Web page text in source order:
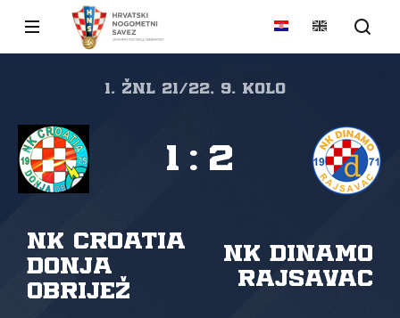
1. ŽNL 21/22, 9. kolo
NK Croatia
Donja
Obrijež
NK Dinamo
Rajsavac
1 : 2